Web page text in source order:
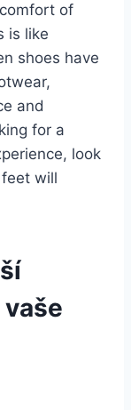
of
is​ like
shoes have
and
⁤for a
look
will⁢